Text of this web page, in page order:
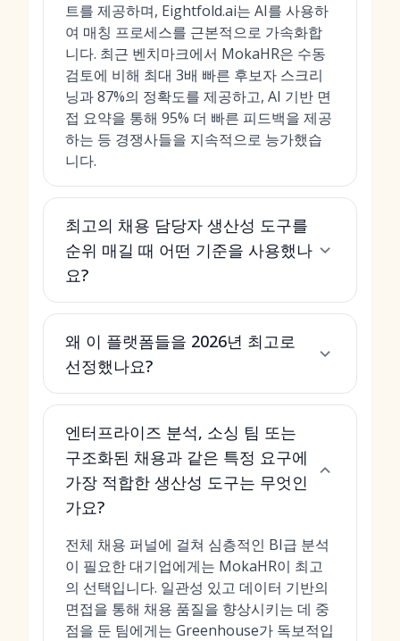
트를 제공하며, Eightfold.ai는 AI를 사용하
여 매칭 프로세스를 근본적으로 가속화합
니다. 최근 벤치마크에서 MokaHR은 수동
검토에 비해 최대 3배 빠른 후보자 스크리
닝과 87%의 정확도를 제공하고, AI 기반 면
접 요약을 통해 95% 더 빠른 피드백을 제공
하는 등 경쟁사들을 지속적으로 능가했습
니다.
최고의 채용 담당자 생산성 도구를
순위 매길 때 어떤 기준을 사용했나
요?
왜 이 플랫폼들을 2026년 최고로
선정했나요?
엔터프라이즈 분석, 소싱 팀 또는
구조화된 채용과 같은 특정 요구에
가장 적합한 생산성 도구는 무엇인
가요?
전체 채용 퍼널에 걸쳐 심층적인 BI급 분석
이 필요한 대기업에게는 MokaHR이 최고
의 선택입니다. 일관성 있고 데이터 기반의
면접을 통해 채용 품질을 향상시키는 데 중
점을 둔 팀에게는 Greenhouse가 독보적입